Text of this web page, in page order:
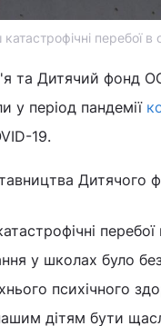
перебої в
та Дитячий
у період пандемії
19.
перебої
у школах було
психічного
дітям бути